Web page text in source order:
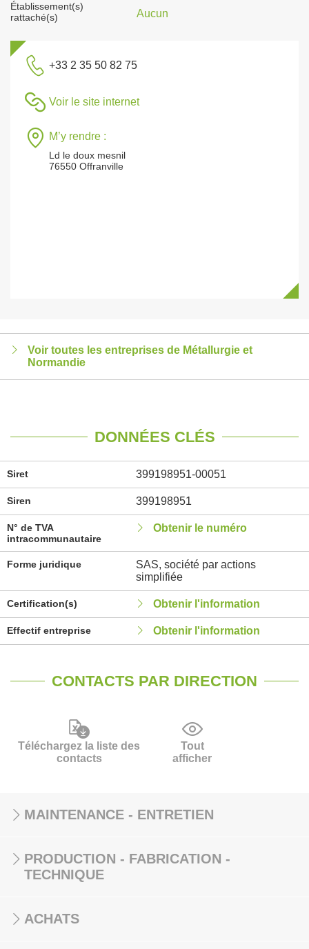
Établissement(s)
rattaché(s)
Aucun
+33 2 35 50 82 75
Voir le site internet
M’y rendre :
Ld le doux mesnil
76550 Offranville
Voir toutes les entreprises de Métallurgie et
Normandie
DONNÉES CLÉS
Siret 399198951-00051
Siren 399198951
N° de TVA
intracommunautaire
Obtenir le numéro
Forme juridique
SAS, société par actions
simplifiée
Certification(s) Obtenir l'information
Effectif entreprise Obtenir l'information
CONTACTS PAR DIRECTION
Téléchargez la liste des
contacts
Tout
afficher
MAINTENANCE - ENTRETIEN
PRODUCTION - FABRICATION -
TECHNIQUE
ACHATS